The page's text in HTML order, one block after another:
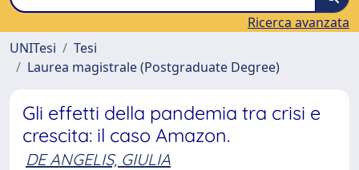
Ricerca avanzata
UNITesi
Tesi
Laurea magistrale (Postgraduate Degree)
Gli effetti della pandemia tra crisi e
crescita: il caso Amazon.
DE ANGELIS, GIULIA